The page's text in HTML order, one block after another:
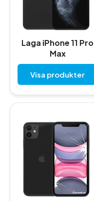
Laga iPhone 11 Pro
Max
Visa produkter